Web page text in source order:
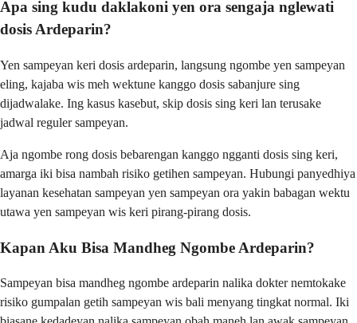
Apa sing kudu daklakoni yen ora sengaja nglewati
dosis Ardeparin?
Yen sampeyan keri dosis ardeparin, langsung ngombe yen sampeyan
eling, kajaba wis meh wektune kanggo dosis sabanjure sing
dijadwalake. Ing kasus kasebut, skip dosis sing keri lan terusake
jadwal reguler sampeyan.
Aja ngombe rong dosis bebarengan kanggo ngganti dosis sing keri,
amarga iki bisa nambah risiko getihen sampeyan. Hubungi panyedhiya
layanan kesehatan sampeyan yen sampeyan ora yakin babagan wektu
utawa yen sampeyan wis keri pirang-pirang dosis.
Kapan Aku Bisa Mandheg Ngombe Ardeparin?
Sampeyan bisa mandheg ngombe ardeparin nalika dokter nemtokake
risiko gumpalan getih sampeyan wis bali menyang tingkat normal. Iki